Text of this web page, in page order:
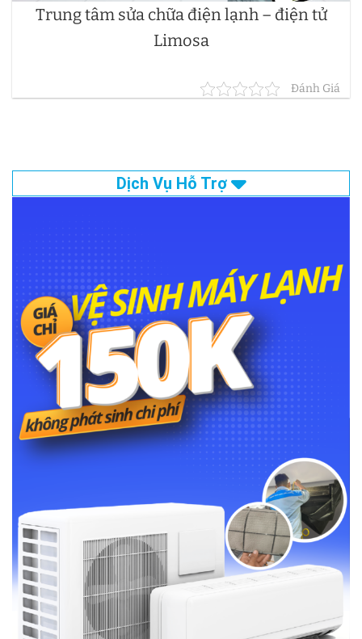
Trung tâm sửa chữa điện lạnh – điện tử
Limosa
Đánh Giá
Dịch Vụ Hỗ Trợ